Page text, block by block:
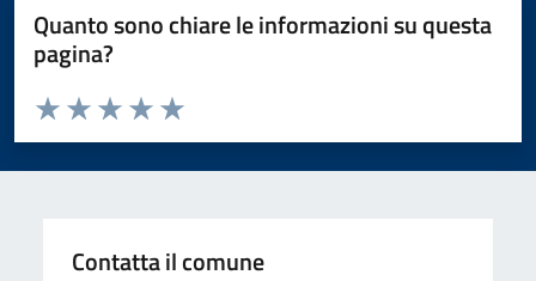
Quanto sono chiare le informazioni su questa
pagina?
Domanda
Valuta da 1 a 5 stelle la pagina
Valuta 5 stelle su 5
Valuta 4 stelle su 5
Valuta 3 stelle su 5
Valuta 2 stelle su 5
Valuta 1 stelle su 5
Contatta il comune